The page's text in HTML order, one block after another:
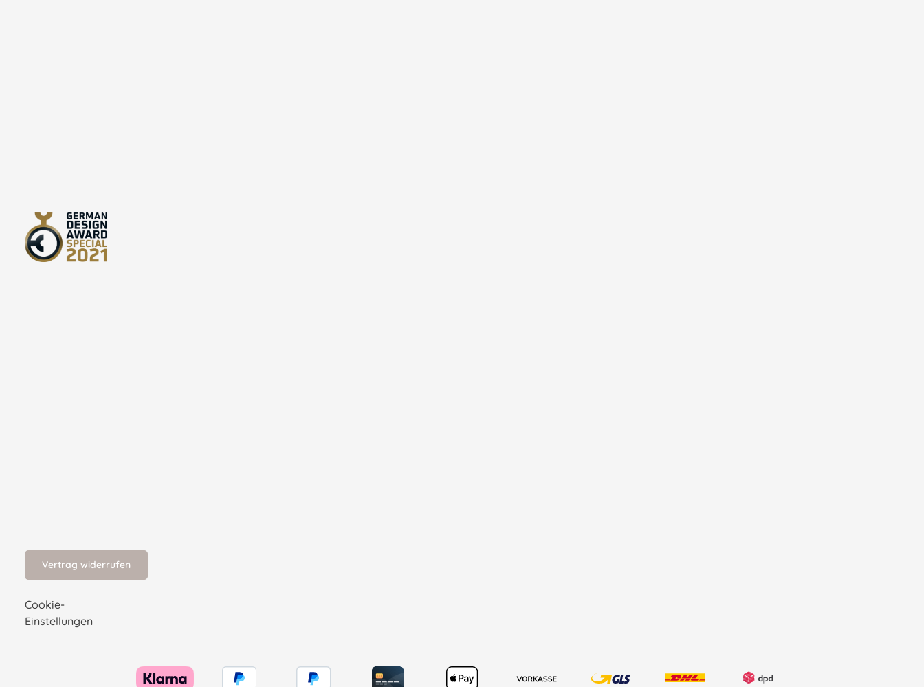
Vertrag widerrufen
Cookie-
Einstellungen